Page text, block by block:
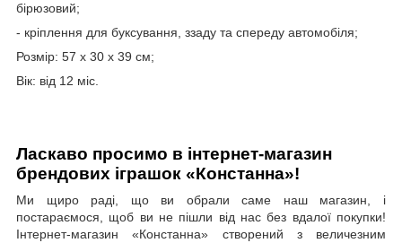
бірюзовий;
- кріплення для буксування, ззаду та спереду автомобіля;
Розмір: 57 х 30 х 39 см;
Вік: від 12 міс.
Ласкаво просимо в інтернет-магазин
брендових іграшок «Констанна»!
Ми щиро раді, що ви обрали саме наш магазин, і
постараємося, щоб ви не пішли від нас без вдалої покупки!
Інтернет-магазин «Констанна» створений з величезним